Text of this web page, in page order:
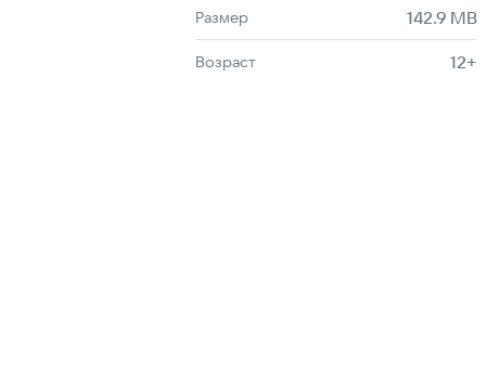
Размер 142.9 MB
Возраст 12+